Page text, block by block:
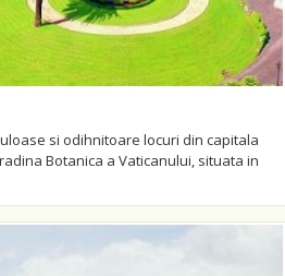
si odihnitoare locuri din capitala
Botanica a Vaticanului, situata in